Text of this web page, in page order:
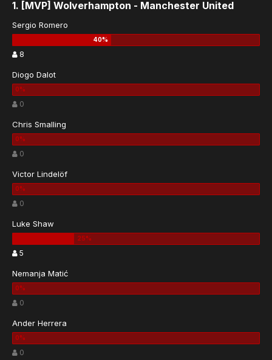
1. [MVP] Wolverhampton - Manchester United
Sergio Romero
8
Diogo Dalot
0
Chris Smalling
0
Victor Lindelöf
0
Luke Shaw
5
Nemanja Matić
0
Ander Herrera
0